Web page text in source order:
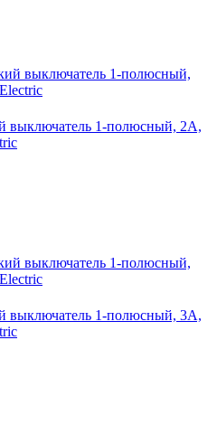
выключатель 1-полюсный, 2А,
выключатель 1-полюсный, 3А,